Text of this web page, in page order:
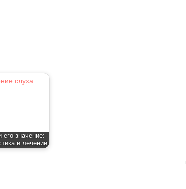
его значение:
и лечение